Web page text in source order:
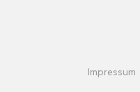
Impressum